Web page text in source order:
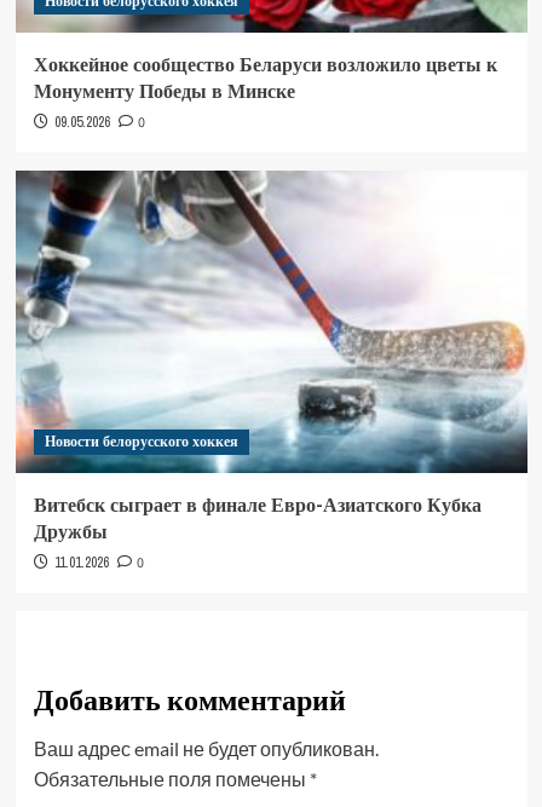
Хоккейное сообщество Беларуси возложило цветы к
Монументу Победы в Минске
09.05.2026 0
Новости белорусского хоккея
Витебск сыграет в финале Евро-Азиатского Кубка
Дружбы
11.01.2026 0
Добавить комментарий
Ваш адрес email не будет опубликован.
Обязательные поля помечены *